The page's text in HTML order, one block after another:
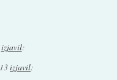
izjavil:
izjavil: